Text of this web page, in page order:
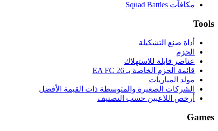
مكافآت Squad Battles
Tools
أداة صنع التشكيلة
الحزم
عناصر قابلة للاستهلاك
قائمة الحزم الخاصة بـ EA FC 26
مولد المباريات
الشركات الصغيرة والمتوسطة ذات القيمة الأفضل
أرخص اللاعبين حسب التصنيف
Games